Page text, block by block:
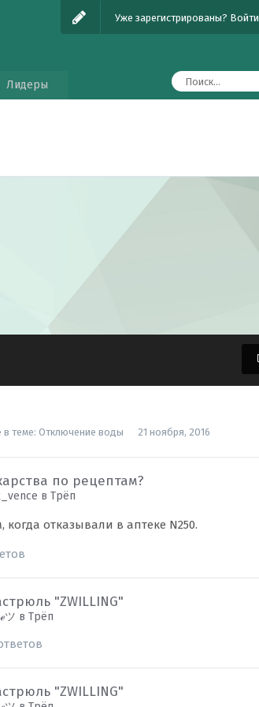
Уже зарегистрированы? Войти
Лидеры
в теме:Отключение воды 21 ноября, 2016
по рецептам?
вТрёп
отказывали в аптеке N250.
"ZWILLING"
ツ вТрёп
"ZWILLING"